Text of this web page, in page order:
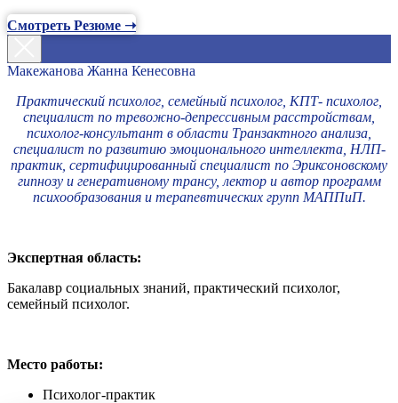
Смотреть Резюме ➝
Макежанова Жанна Кенесовна
Практический психолог, семейный психолог, КПТ- психолог,
специалист по тревожно-депрессивным расстройствам,
психолог-консультант в области Транзактного анализа,
специалист по развитию эмоционального интеллекта, НЛП-
практик, сертифицированный специалист по Эриксоновскому
гипнозу и генеративному трансу, лектор и автор программ
психообразования и терапевтических групп МАППиП.
Экспертная область:
Бакалавр социальных знаний, практический психолог,
семейный психолог.
Место работы:
Психолог-практик